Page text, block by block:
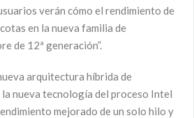
verán cómo el rendimiento de
en la nueva familia de
de 12ª generación”.
arquitectura híbrida de
nueva tecnología del proceso Intel
mejorado de un solo hilo y